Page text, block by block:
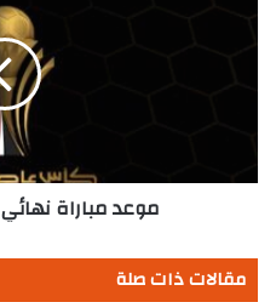
موعد مباراة
مقالات ذات صلة